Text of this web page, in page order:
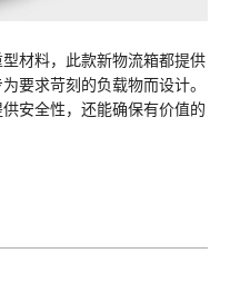
材料，此款新物流箱都提供
要求苛刻的负载物而设计。
安全性，还能确保有价值的